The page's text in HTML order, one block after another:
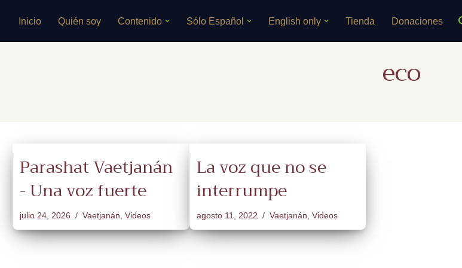
Inicio Quién soy Contenido Sólo Español English only Tienda Donaciones
eco
Parashat Vaetjanán
- Una voz fuerte
julio 24, 2026 Vaetjanán Videos
La voz que no se
interrumpe
agosto 11, 2022 Vaetjanán Videos